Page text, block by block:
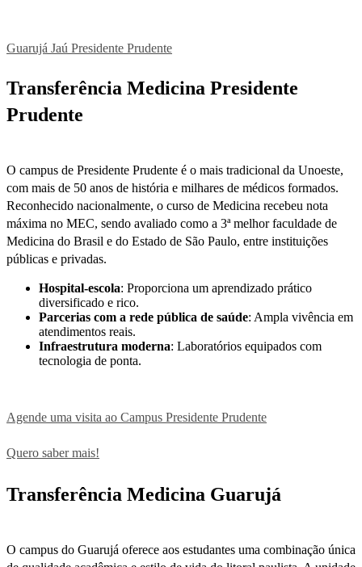
Guarujá Jaú Presidente Prudente
Transferência Medicina Presidente
Prudente
O campus de Presidente Prudente é o mais tradicional da Unoeste,
com mais de 50 anos de história e milhares de médicos formados.
Reconhecido nacionalmente, o curso de Medicina recebeu nota
máxima no MEC, sendo avaliado como a 3ª melhor faculdade de
Medicina do Brasil e do Estado de São Paulo, entre instituições
públicas e privadas.
Hospital-escola: Proporciona um aprendizado prático
diversificado e rico.
Parcerias com a rede pública de saúde: Ampla vivência em
atendimentos reais.
Infraestrutura moderna: Laboratórios equipados com
tecnologia de ponta.
Agende uma visita ao Campus Presidente Prudente
Quero saber mais!
Transferência Medicina Guarujá
O campus do Guarujá oferece aos estudantes uma combinação única